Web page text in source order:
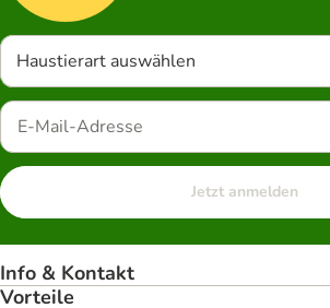
Haustierart auswählen
Jetzt anmelden
Info & Kontakt
Vorteile